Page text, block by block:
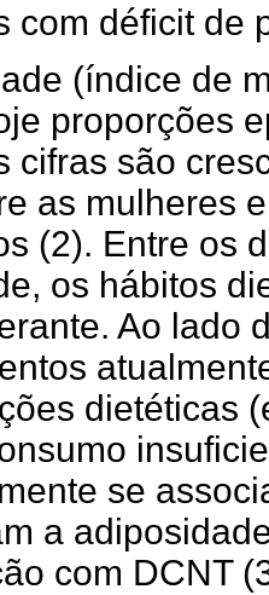
com déficit de
(índice de
proporções
cifras são
as mulheres
(2). Entre os
os hábitos
Ao lado
dietéticas
se
a
com DCNT